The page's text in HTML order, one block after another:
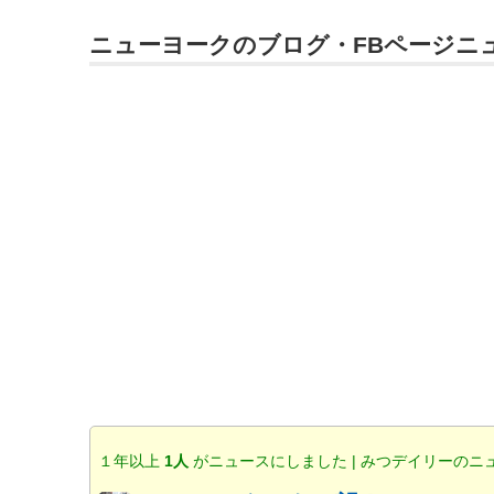
ニューヨークのブログ・FBページニ
１年以上 1人がニュースにしました | みつデイリーのニ